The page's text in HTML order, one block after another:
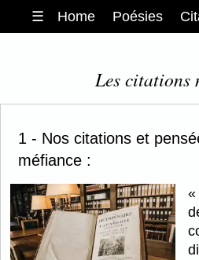
☰ Home Poésies
Les citations
1 - Nos citations et
méfiance :